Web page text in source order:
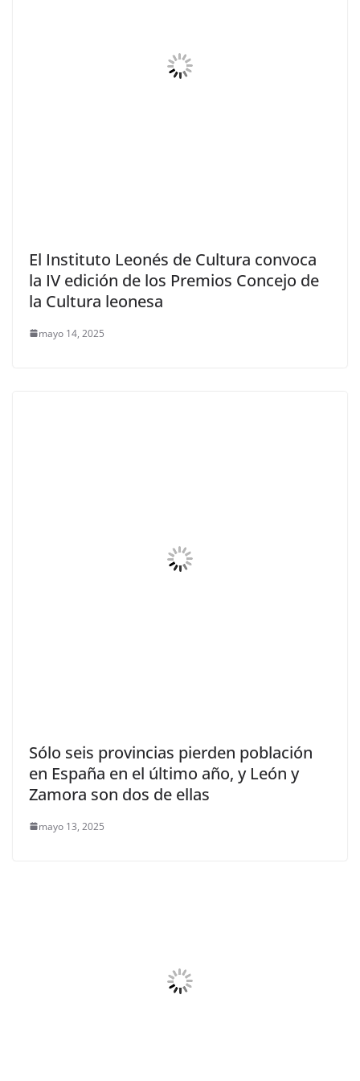
El Instituto Leonés de Cultura convoca
la IV edición de los Premios Concejo de
la Cultura leonesa
mayo 14, 2025
Sólo seis provincias pierden población
en España en el último año, y León y
Zamora son dos de ellas
mayo 13, 2025